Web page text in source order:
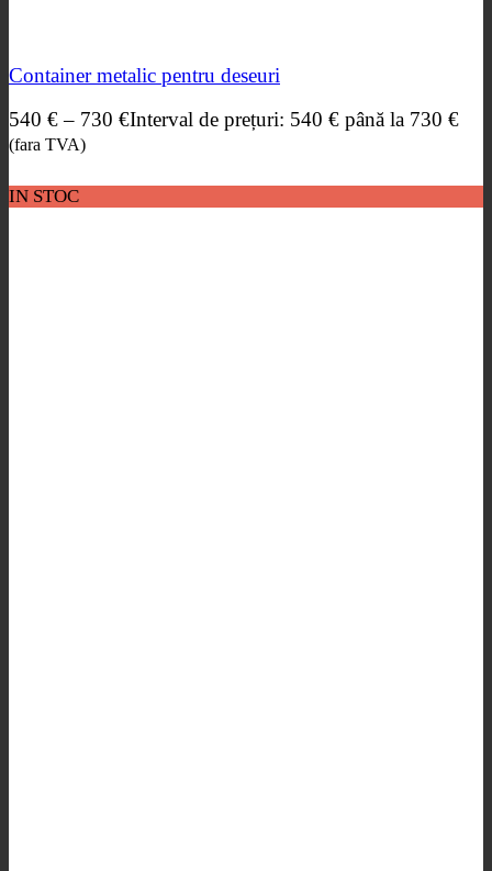
Container metalic pentru deseuri
540 € – 730 €Interval de prețuri: 540 € până la 730 €
(fara TVA)
IN STOC